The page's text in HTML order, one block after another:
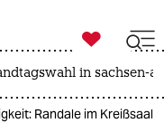

taz zahl ich
in sachsen-
Randale im Kreißsaal